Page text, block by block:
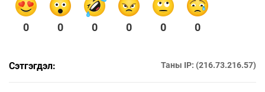
0 0 0 0 0 0
Сэтгэгдэл: Таны IP: (216.73.216.57)